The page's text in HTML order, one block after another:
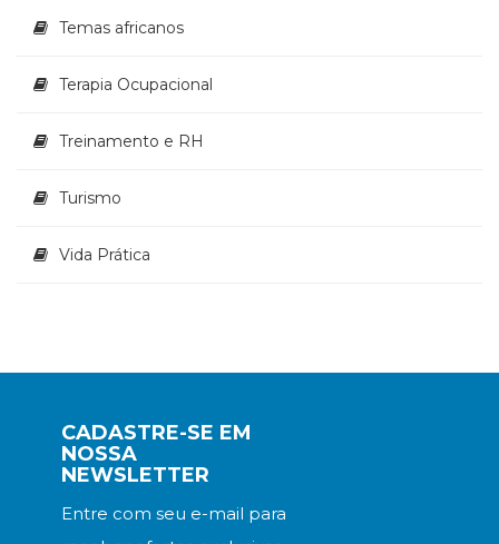
Temas africanos
Terapia Ocupacional
Treinamento e RH
Turismo
Vida Prática
CADASTRE-SE EM
NOSSA
NEWSLETTER
Entre com seu e-mail para